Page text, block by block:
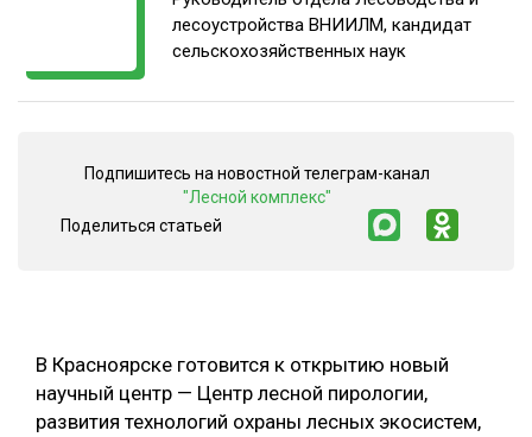
ОБРАБОТКА ДРЕВЕСИНЫ
ЦИФРОВАЯ СРЕДА
КОМПЛЕКСНАЯ ПЕРЕРАБОТКА
ЛЕСОПИЛЕНИЕ
РУБРИКИ
ПОДБОРКИ СТАТЕЙ
лесоустройства ВНИИЛМ, кандидат
сельскохозяйственных наук
В Красноярске готовится к открытию новый
научный центр — Центр лесной пирологии,
развития технологий охраны лесных экосистем,
Подпишитесь на новостной телеграм-канал
"Лесной комплекс"
Поделиться статьей